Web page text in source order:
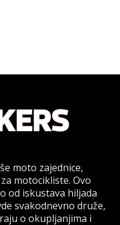
moto zajednice,
motocikliste. Ovo
od iskustava hiljada
svakodnevno druže,
o okupljanjima i